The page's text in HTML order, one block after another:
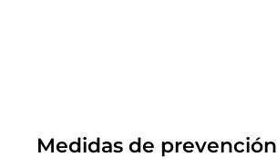
Medidas de prevención